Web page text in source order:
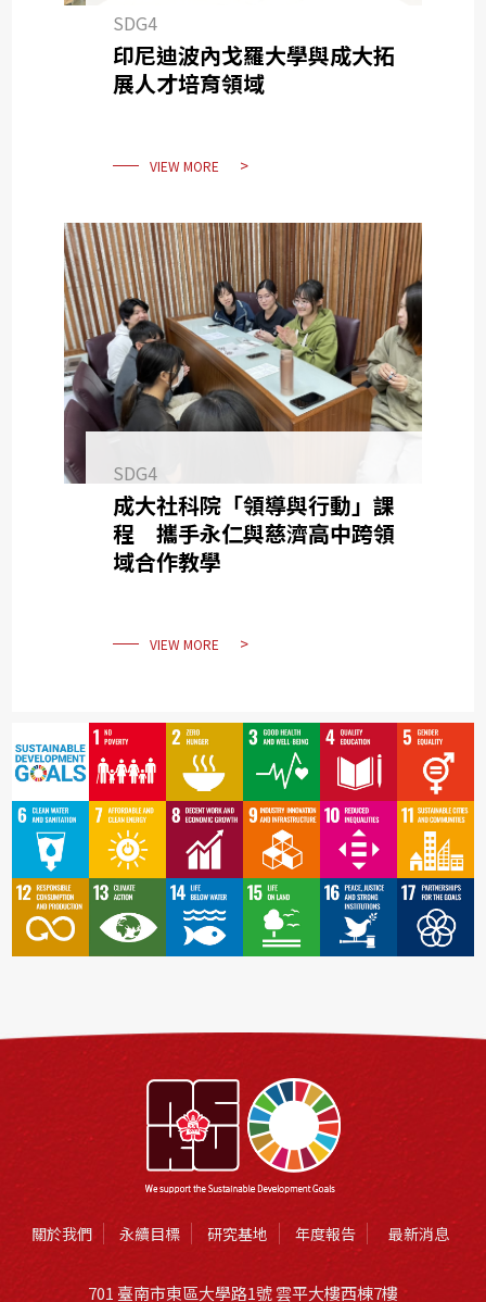
SDG4
印尼迪波內戈羅大學與成大拓
展人才培育領域
VIEW MORE
SDG4
成大社科院「領導與行動」課
程 攜手永仁與慈濟高中跨領
域合作教學
VIEW MORE
關於我們 永續目標 研究基地 年度報告 最新消息
701 臺南市東區大學路1號 雲平大樓西棟7樓